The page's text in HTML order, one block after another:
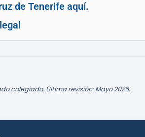
de Tenerife aquí.
colegiado. Última revisión: Mayo 2026.